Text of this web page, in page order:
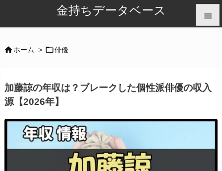
金持ちデータベース 


ホーム > 俳優
加藤諒の年収は？ブレークした個性派俳優の収入
源【2026年】